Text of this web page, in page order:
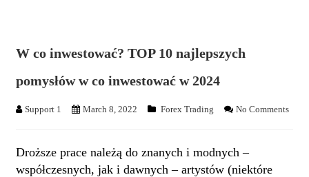
W co inwestować? TOP 10 najlepszych
pomysłów w co inwestować w 2024
Support 1 March 8, 2022 Forex Trading No Comments
Droższe prace należą do znanych i modnych –
współczesnych, jak i dawnych – artystów (niektóre